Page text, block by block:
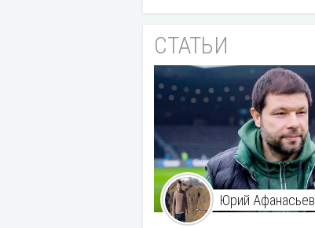
СТАТЬИ
Юрий Афанасьев